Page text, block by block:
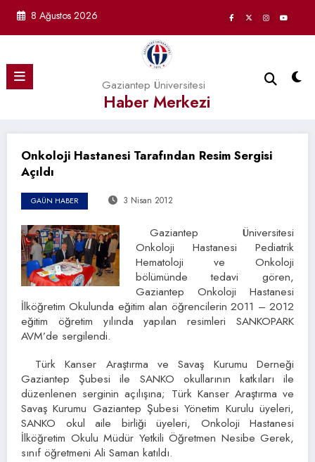
8 Ağustos 2026
Gaziantep Üniversitesi
Haber Merkezi
Onkoloji Hastanesi Tarafından Resim Sergisi
Açıldı
GAÜN HABER 3 Nisan 2012
Gaziantep Üniversitesi
Onkoloji Hastanesi Pediatrik
Hematoloji ve Onkoloji
bölümünde tedavi gören,
Gaziantep Onkoloji Hastanesi
İlköğretim Okulunda eğitim alan öğrencilerin 2011 – 2012
eğitim öğretim yılında yapılan resimleri SANKOPARK
AVM’de sergilendi.
Türk Kanser Araştırma ve Savaş Kurumu Derneği
Gaziantep Şubesi ile SANKO okullarının katkıları ile
düzenlenen serginin açılışına; Türk Kanser Araştırma ve
Savaş Kurumu Gaziantep Şubesi Yönetim Kurulu üyeleri,
SANKO okul aile birliği üyeleri, Onkoloji Hastanesi
İlköğretim Okulu Müdür Yetkili Öğretmen Nesibe Gerek,
sınıf öğretmeni Ali Saman katıldı.